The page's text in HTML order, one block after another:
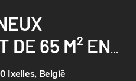
DE 65 M² EN
- 1
Ixelles, België